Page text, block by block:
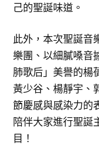
己的聖誕味道。
此外，本次聖誕音
樂團、以細膩嗓音
肺歌后」美譽的楊
黃少谷、楊靜宇、
節慶感與感染力的
陪伴大家進行聖誕
目！